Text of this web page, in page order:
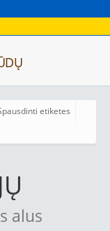
etiketes
alus